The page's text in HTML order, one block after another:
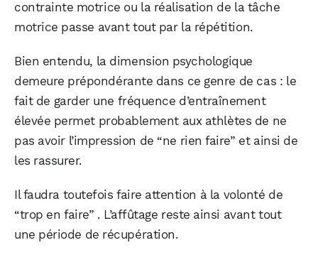
contrainte motrice ou la réalisation de la tâche
motrice passe avant tout par la répétition.
Bien entendu, la dimension psychologique
demeure prépondérante dans ce genre de cas : le
fait de garder une fréquence d’entraînement
élevée permet probablement aux athlètes de ne
pas avoir l’impression de “ne rien faire” et ainsi de
les rassurer.
Il faudra toutefois faire attention à la volonté de
“trop en faire” . L’affûtage reste ainsi avant tout
une période de récupération.